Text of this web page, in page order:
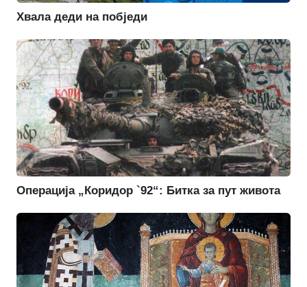
Хвала деди на побједи
Операција „Коридор `92“: Битка за пут живота